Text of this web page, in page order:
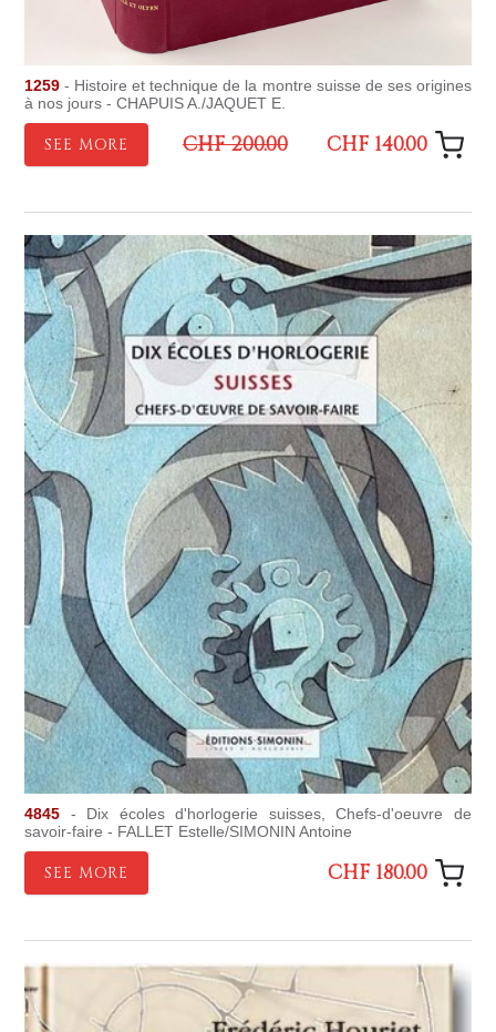
1259 - Histoire et technique de la montre suisse de ses origines
à nos jours - CHAPUIS A./JAQUET E.
SEE MORE CHF 200.00 CHF 140.00
4845 - Dix écoles d'horlogerie suisses, Chefs-d'oeuvre de
savoir-faire - FALLET Estelle/SIMONIN Antoine
SEE MORE CHF 180.00